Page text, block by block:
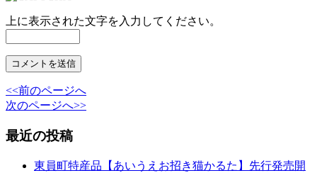
上に表示された文字を入力してください。
<<前のページへ
次のページへ>>
最近の投稿
東員町特産品【あいうえお招き猫かるた】先行発売開